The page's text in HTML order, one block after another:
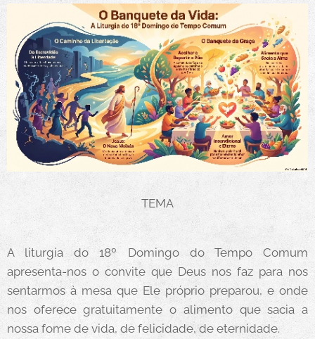
TEMA
A liturgia do 18º Domingo do Tempo Comum
apresenta-nos o convite que Deus nos faz para nos
sentarmos à mesa que Ele próprio preparou, e onde
nos oferece gratuitamente o alimento que sacia a
nossa fome de vida, de felicidade, de eternidade.